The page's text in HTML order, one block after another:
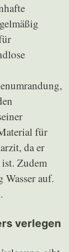
für
da er
Zudem
auf.
verlegen